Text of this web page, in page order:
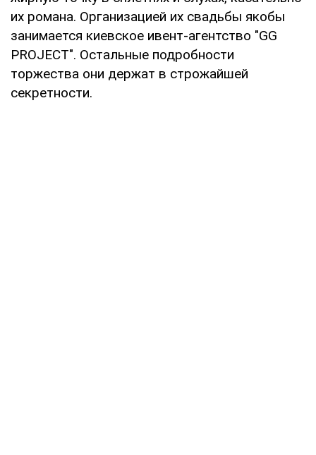
их романа. Организацией их свадьбы якобы
занимается киевское ивент-агентство "GG
PROJECT". Остальные подробности
торжества они держат в строжайшей
секретности.